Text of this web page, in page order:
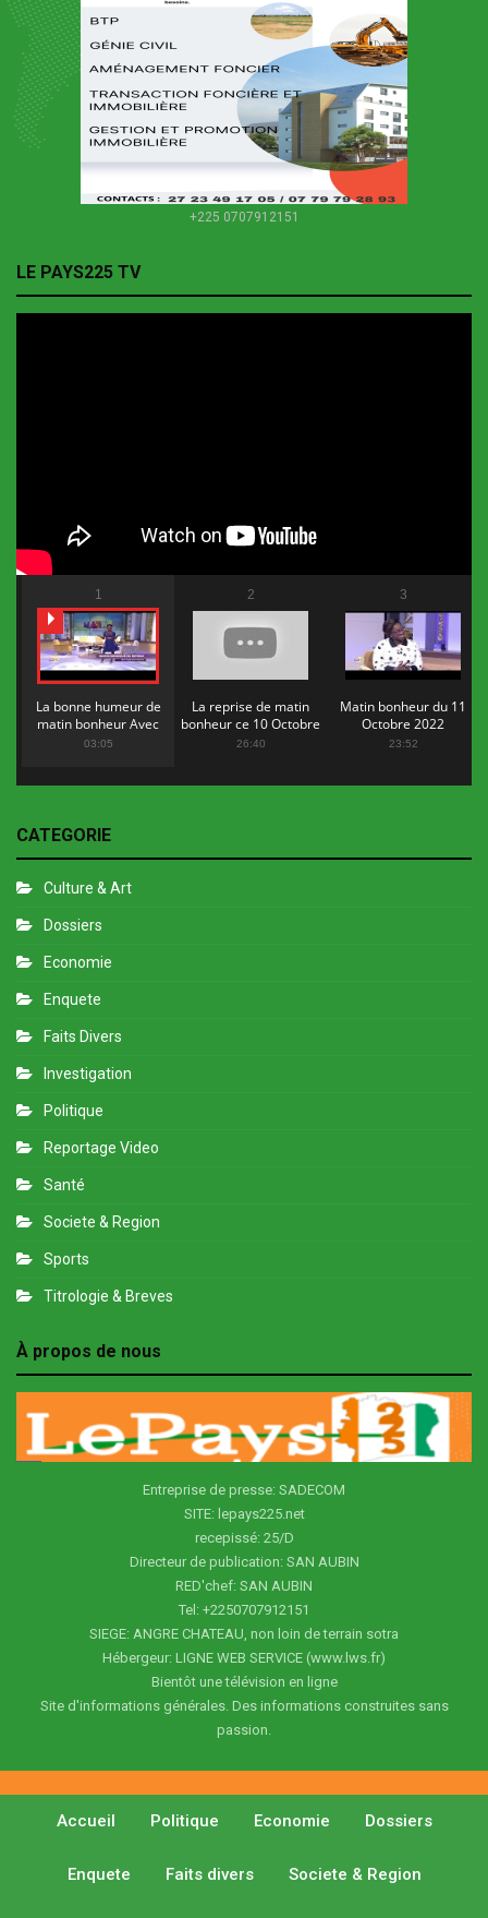
+225 0707912151
LE PAYS225 TV
1
La bonne humeur de
matin bonheur Avec
Flopy Mendosa
03:05
2
La reprise de matin
bonheur ce 10 Octobre
2022
26:40
3
Matin bonheur du 11
Octobre 2022
23:52
CATEGORIE
Culture & Art
Dossiers
Economie
Enquete
Faits Divers
Investigation
Politique
Reportage Video
Santé
Societe & Region
Sports
Titrologie & Breves
À propos de nous
Entreprise de presse: SADECOM
SITE: lepays225.net
recepissé: 25/D
Directeur de publication: SAN AUBIN
RED'chef: SAN AUBIN
Tel: +2250707912151
SIEGE: ANGRE CHATEAU, non loin de terrain sotra
Hébergeur: LIGNE WEB SERVICE (www.lws.fr)
Bientôt une télévision en ligne
Site d'informations générales. Des informations construites sans
passion.
Accueil Politique Economie Dossiers
Enquete Faits divers Societe & Region